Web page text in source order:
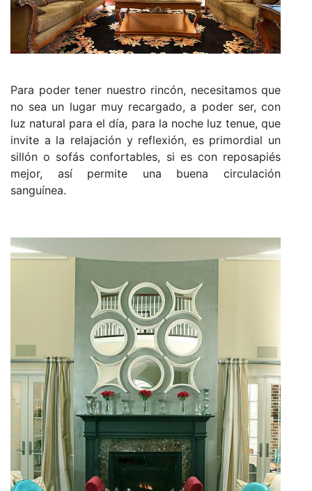
Para poder tener nuestro rincón, necesitamos que
no sea un lugar muy recargado, a poder ser, con
luz natural para el día, para la noche luz tenue, que
invite a la relajación y reflexión, es primordial un
sillón o sofás confortables, si es con reposapiés
mejor, así permite una buena circulación
sanguínea.